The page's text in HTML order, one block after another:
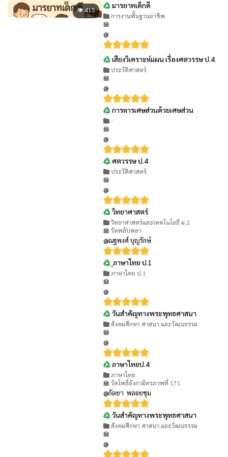
👁 415 มารยาทเด็กดี
การงานพื้นฐานอาชีพ
🏫
@
เสียงวิเคราะห์แผน เรื่องศตวรรษ ป.4
ประวัติศาสตร์
🏫
@
การหารเศษส่วนด้วยเศษส่วน
-
🏫
@
ศตวรรษ ป.4
ประวัติศาสตร์
🏫
@
วิทยาศาสตร์
วิทยาศาสตร์และเทคโนโลยี ม.2
🏫 วัดพลับพลา
@ณฐพงศ์ บุญรักษ์
ฺฺภาษาไทย ป.1
ภาษาไทย ป.1
🏫
@
วันสำคัญทางพระพุทธศาสนา
สังคมศึกษา ศาสนา และวัฒนธรรม
🏫
@
ภาษาไทยป.4
ภาษาไทย
🏫 วัดโพธิ์ลังกามิตรภาพที่ 171
@กัลยา พลอยชุม
วันสำคัญทางพระพุทธศาสนา
สังคมศึกษา ศาสนา และวัฒนธรรม
🏫
@